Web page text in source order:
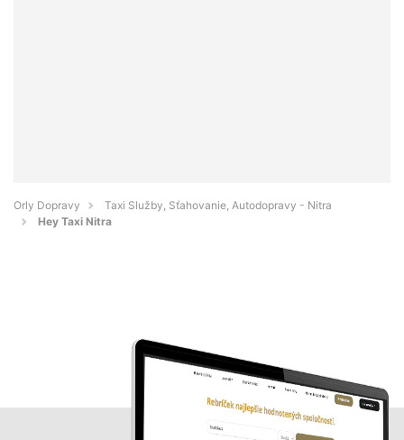
Orly Dopravy
Taxi Služby, Sťahovanie, Autodopravy - Nitra
Hey Taxi Nitra